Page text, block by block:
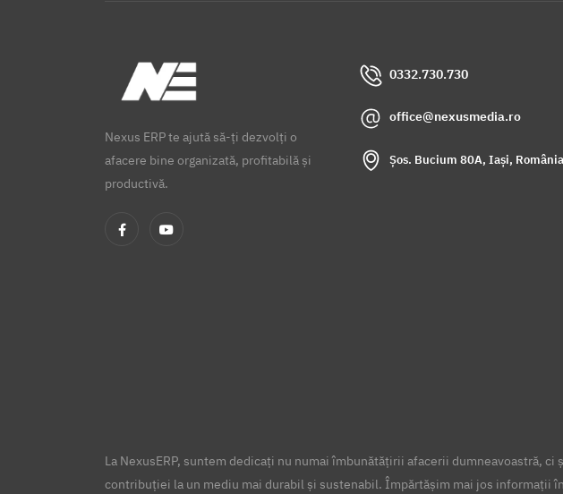
Nexus ERP te ajută să-ți dezvolți o
afacere bine organizată, profitabilă și
productivă.
0332.730.730
office@nexusmedia.ro
Șos. Bucium 80A, Iași, România
La NexusERP, suntem dedicați nu numai îmbunătățirii afacerii dumneavoastră, ci
contribuției la un mediu mai durabil și sustenabil. Împărtășim mai jos informații în